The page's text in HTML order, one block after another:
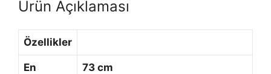
Ürün Açıklaması
Özellikler
En 73 cm